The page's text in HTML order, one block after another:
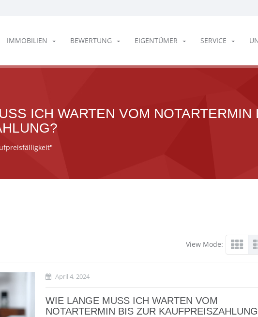
IMMOBILIEN BEWERTUNG EIGENTÜMER SERVICE
ICH WARTEN VOM NOTARTERMIN
View Mode:
April 4, 2024
WIE LANGE MUSS ICH WARTEN VOM
NOTARTERMIN BIS ZUR